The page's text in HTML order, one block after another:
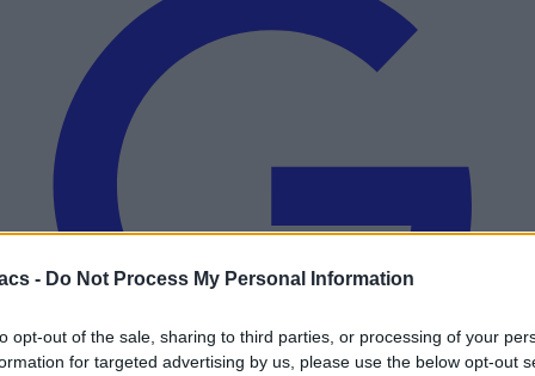
- Do Not Process My Personal Information
opt-out of the sale, sharing to third parties, or processing of your
for targeted advertising by us, please use the below opt-out